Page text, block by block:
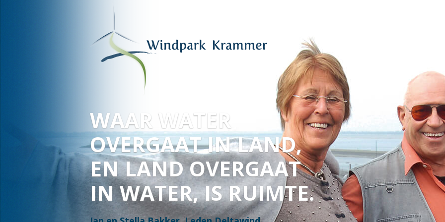
VOOR HAAR
EN ONZE
TOEKOMST
Fred Warbroek, lid Deltawind